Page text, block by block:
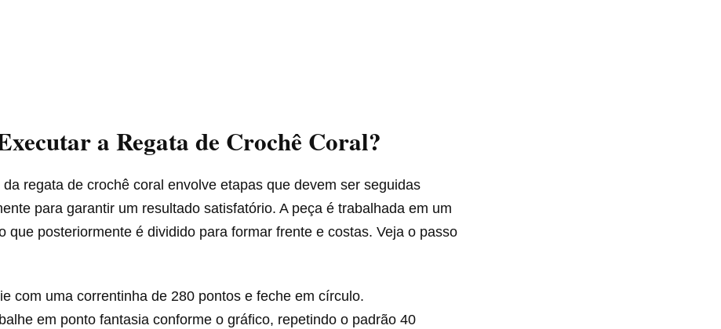
a Regata de Crochê Coral?
da regata de crochê coral envolve etapas que devem ser seguidas
para garantir um resultado satisfatório. A peça é trabalhada em um
que posteriormente é dividido para formar frente e costas. Veja o passo
com uma correntinha de 280 pontos e feche em círculo.
em ponto fantasia conforme o gráfico, repetindo o padrão 40